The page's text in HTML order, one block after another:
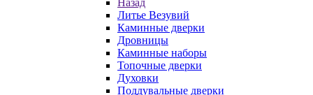
Назад
Литье Везувий
Каминные дверки
Дровницы
Каминные наборы
Топочные дверки
Духовки
Поддувальные дверки